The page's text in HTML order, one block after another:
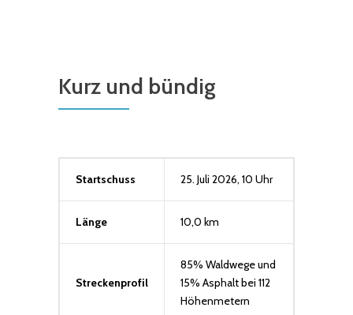
Kurz und bündig
Startschuss 25. Juli 2026, 10 Uhr
Länge 10,0 km
Streckenprofil
85% Waldwege und
15% Asphalt bei 112
Höhenmetern